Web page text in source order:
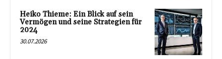
Heiko Thieme: Ein Blick auf sein
Vermögen und seine Strategien für
2024
30.07.2026